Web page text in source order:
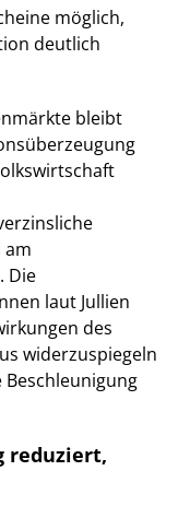
möglich,
deutlich
bleibt
am
Die
laut Jullien
des
widerzuspiegeln
reduziert,